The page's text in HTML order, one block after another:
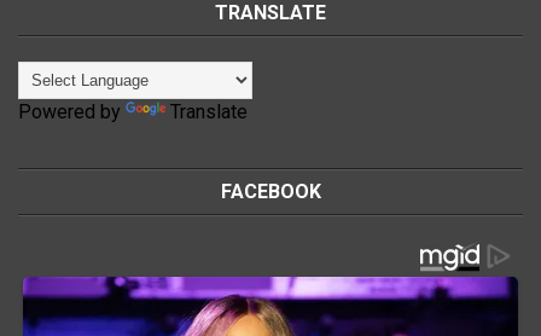
TRANSLATE
Powered by Translate
FACEBOOK